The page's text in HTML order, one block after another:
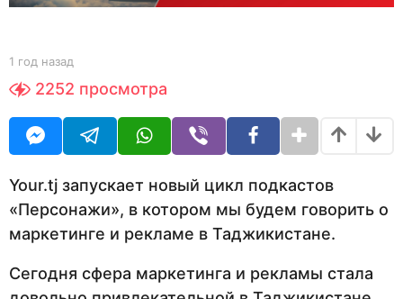
з
д
b
Y
O
R
1 год назад
о
н
а
2252 просмотра
Your.tj запускает новый цикл подкастов
«Персонажи», в котором мы будем говорить о
маркетинге и рекламе в Таджикистане.
Сегодня сфера маркетинга и рекламы стала